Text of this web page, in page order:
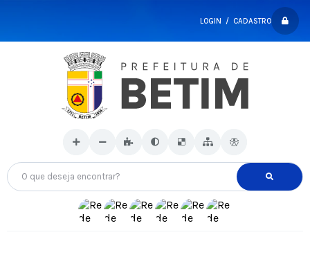
LOGIN / CADASTRO
O que deseja encontrar?